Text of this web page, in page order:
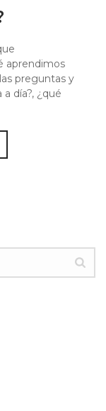
aprendimos
preguntas y
día?, ¿qué